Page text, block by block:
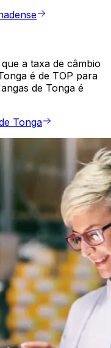
a taxa de câmbio
é de TOP para
de Tonga é
Tonga